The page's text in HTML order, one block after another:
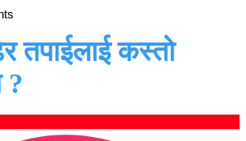
तपाईलाई कस्तो
?